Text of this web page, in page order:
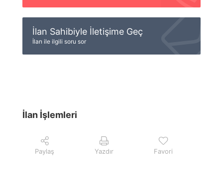
İlan Sahibiyle İletişime Geç
İlan ile ilgili soru sor
İlan İşlemleri
Paylaş Yazdır Favori